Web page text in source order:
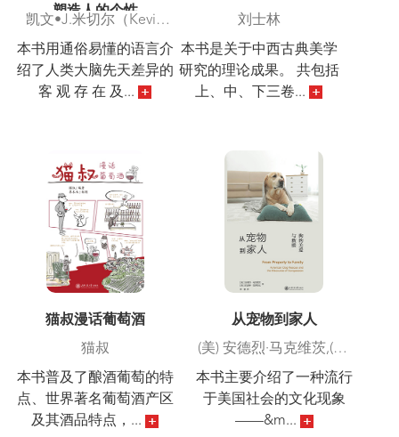
塑造人的个性
凯文•J.米切尔（Kevin
J.M
本书用通俗易懂的语言介
绍了人类大脑先天差异的
客 观 存 在 及...
刘士林
本书是关于中西古典美学
研究的理论成果。 共包括
上、中、下三卷...
猫叔漫话葡萄酒
猫叔
本书普及了酿酒葡萄的特
点、世界著名葡萄酒产区
及其酒品特点，...
从宠物到家人
(美) 安德烈·马克维茨,(美)
凯瑟琳·克罗斯比
本书主要介绍了一种流行
于美国社会的文化现象
——&m...